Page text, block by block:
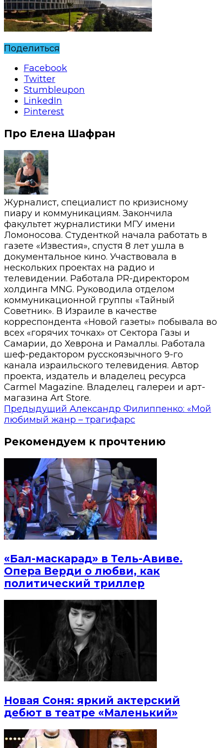
Поделиться
Facebook
Twitter
Stumbleupon
LinkedIn
Pinterest
Про Елена Шафран
Журналист, специалист по кризисному
пиару и коммуникациям. Закончила
факультет журналистики МГУ имени
Ломоносова. Студенткой начала работать в
газете «Известия», спустя 8 лет ушла в
документальное кино. Участвовала в
нескольких проектах на радио и
телевидении. Работала PR-директором
холдинга MNG. Руководила отделом
коммуникационной группы «Тайный
Советник». В Израиле в качестве
корреспондента «Новой газеты» побывала во
всех «горячих точках» от Сектора Газы и
Самарии, до Хеврона и Рамаллы. Работала
шеф-редактором русскоязычного 9-го
канала израильского телевидения. Автор
проекта, издатель и владелец ресурса
Carmel Magazine. Владелец галереи и арт-
магазина Art Store.
Предыдущий Александр Филиппенко: «Мой
любимый жанр – трагифарс
Рекомендуем к прочтению
«Бал-маскарад» в Тель-Авиве.
Опера Верди о любви, как
политический триллер
Новая Соня: яркий актерский
дебют в театре «Маленький»